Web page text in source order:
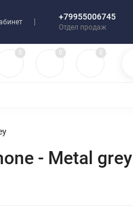
+79955006745
Отдел продаж
0 0 0
- Metal grey